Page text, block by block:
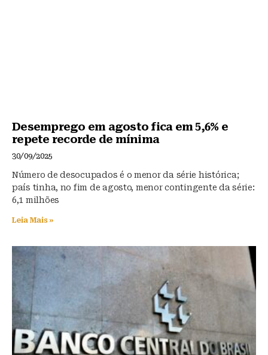
Desemprego em agosto fica em 5,6% e
repete recorde de mínima
30/09/2025
Número de desocupados é o menor da série histórica;
país tinha, no fim de agosto, menor contingente da série:
6,1 milhões
Leia Mais »